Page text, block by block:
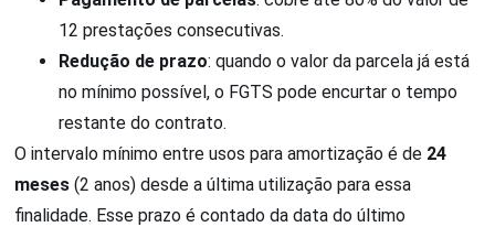
12 prestações consecutivas.
Redução de prazo: quando o valor da parcela já está
no mínimo possível, o FGTS pode encurtar o tempo
restante do contrato.
O intervalo mínimo entre usos para amortização é de 24
meses (2 anos) desde a última utilização para essa
finalidade. Esse prazo é contado da data do último